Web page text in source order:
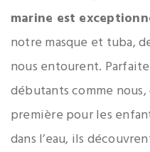
marine est
notre masque et tuba,
nous entourent.
débutants comme nous,
première pour les
dans l’eau, ils